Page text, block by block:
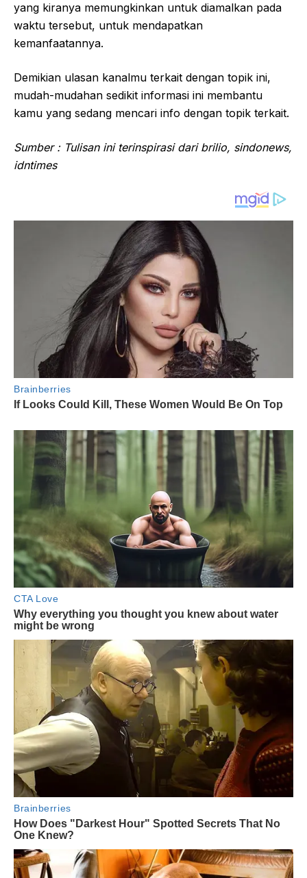
yang kiranya memungkinkan untuk diamalkan pada
waktu tersebut, untuk mendapatkan
kemanfaatannya.
Demikian ulasan kanalmu terkait dengan topik ini,
mudah-mudahan sedikit informasi ini membantu
kamu yang sedang mencari info dengan topik terkait.
Sumber : Tulisan ini terinspirasi dari brilio, sindonews,
idntimes